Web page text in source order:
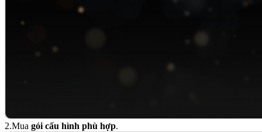
2.Mua gói cấu hình phù hợp.